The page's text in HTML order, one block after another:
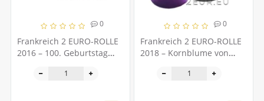
0
Frankreich 2 EURO-ROLLE
2016 – 100. Geburtstag
0
Frankreich 2 EURO-ROLLE
2018 – Kornblume von